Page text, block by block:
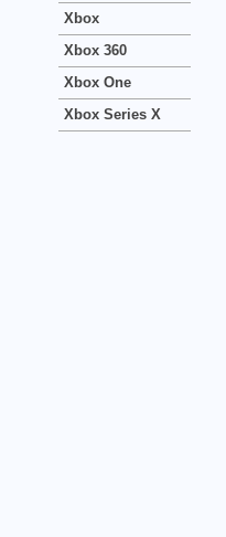
Xbox
Xbox 360
Xbox One
Xbox Series X